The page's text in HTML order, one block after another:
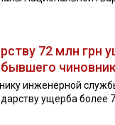
72 млн
инженерной
ущерба более